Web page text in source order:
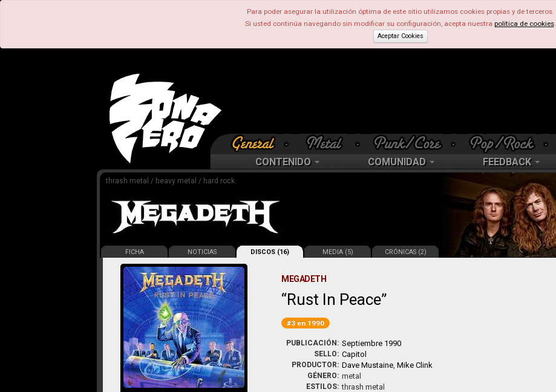
Para poder asegurar la utilización óptima de este sitio utilizamos cookies propias y de terceros.
Si usted continúa navegando sin modificar su configuración, acepta nuestra política de cookies.
Aceptar Cookies
CONTENIDO COMUNIDAD FEEDBACK
thrash metal / heavy metal / hard rock
FICHA NOTICIAS DISCOS (16) MEDIA (5) CRÓNICAS (2)
MEGADETH
Rust In Peace
#3 en 1990
PUBLICACIÓN: Septiembre 1990
SELLO: Capitol
PRODUCTOR: Dave Mustaine,Mike Clink
GÉNERO: metal
ESTILOS: thrash metal